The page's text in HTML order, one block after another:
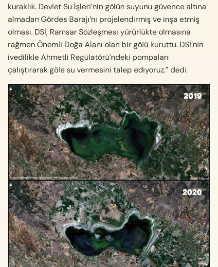
kuraklık. Devlet Su İşleri’nin gölün suyunu güvence altına
almadan Gördes Barajı’nı projelendirmiş ve inşa etmiş
olması. DSİ, Ramsar Sözleşmesi yürürlükte olmasına
rağmen Önemli Doğa Alanı olan bir gölü kuruttu. DSİ’nin
ivedilikle Ahmetli Regülatörü’ndeki pompaları
çalıştırarak göle su vermesini talep ediyoruz.” dedi.